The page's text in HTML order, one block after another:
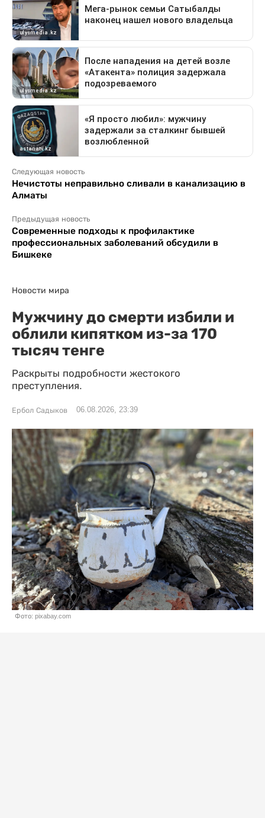
Следующая новость
Нечистоты неправильно сливали в канализацию в
Алматы
Предыдущая новость
Современные подходы к профилактике
профессиональных заболеваний обсудили в
Бишкеке
Новости мира
Мужчину до смерти избили и
облили кипятком из-за 170
тысяч тенге
Раскрыты подробности жестокого
преступления.
Ербол Садыков 06.08.2026, 23:39
Фото: pixabay.com